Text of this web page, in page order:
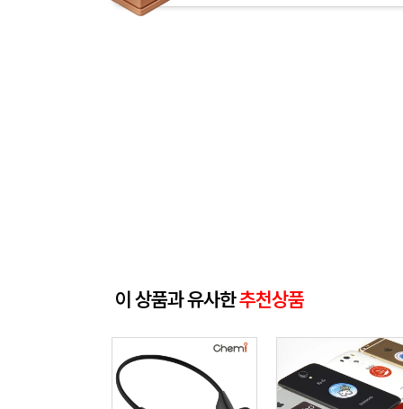
이 상품과 유사한추천상품